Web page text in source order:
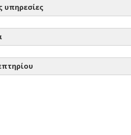
υπηρεσίες